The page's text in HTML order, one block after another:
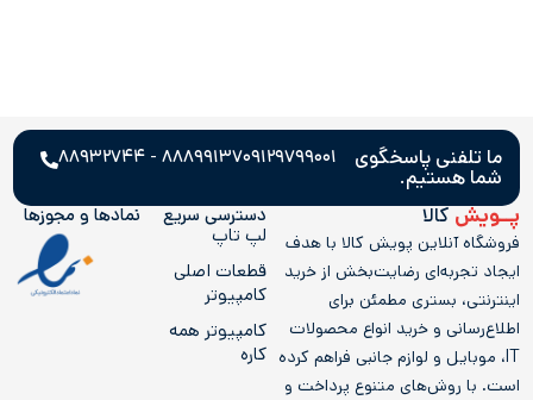
ما تلفنی پاسخگوی
شما هستیم.
۰۹۱۲۹۷۹۹۰۰۱۸۸۸۹۹۱۳۷ - ۸۸۹۳۲۷۴۴
پــویشکالا
فروشگاه آنلاین پویش کالا با هدف
ایجاد تجربه‌ای رضایت‌بخش از خرید
اینترنتی، بستری مطمئن برای
اطلاع‌رسانی و خرید انواع محصولات
IT، موبایل و لوازم جانبی فراهم کرده
است. با روش‌های متنوع پرداخت و
دسترسی سریع
لپ تاپ
قطعات اصلی
کامپیوتر
کامپيوتر همه
کاره
نمادها و مجوز‌ها